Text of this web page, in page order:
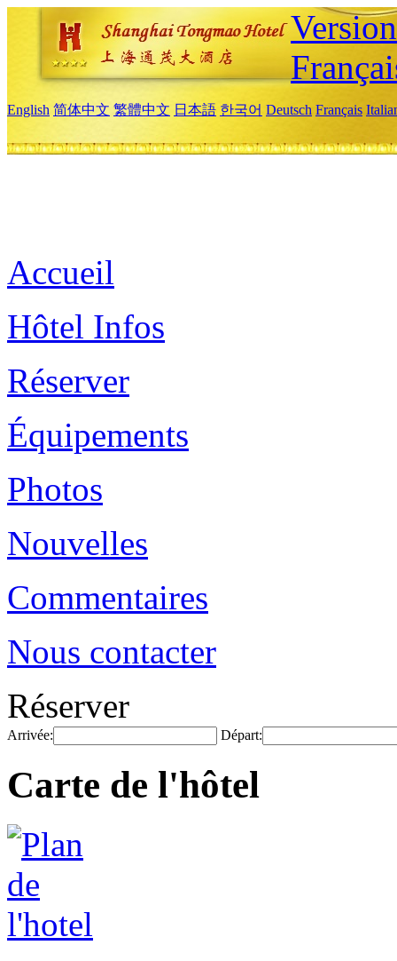
English 简体中文 繁體中文 日本語 한국어 Deutsch Français
Accueil
Hôtel Infos
Réserver
Équipements
Photos
Nouvelles
Commentaires
Nous contacter
Réserver
Arrivée: Départ:
Carte de l'hôtel